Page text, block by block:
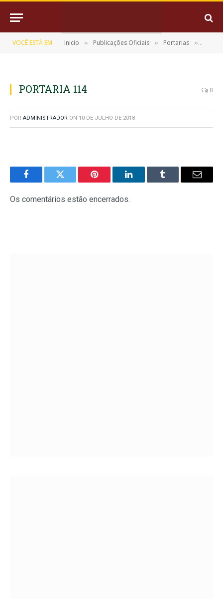
VOCÊ ESTÁ EM: Inicio » Publicações Oficiais » Portarias »
PORTARIA 114 0
POR ADMINISTRADOR ON 10 DE JULHO DE 2018
FacebookTwitter Pinterest LinkedInTumblr
E-
Os comentários estão encerrados.